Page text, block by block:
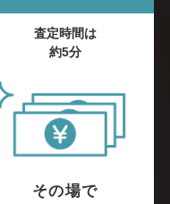
査定時間は
約5分
その場で